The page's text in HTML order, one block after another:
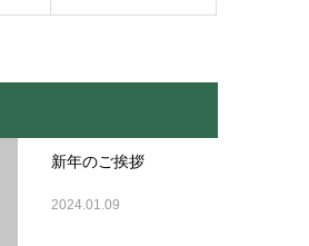
新年のご挨拶
2024.01.09